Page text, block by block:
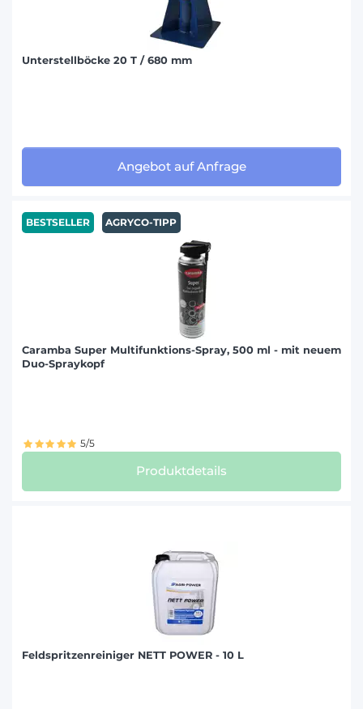
Unterstellböcke 20 T / 680 mm
Angebot auf Anfrage
BESTSELLER AGRYCO-TIPP
Caramba Super Multifunktions-Spray, 500 ml - mit neuem
Duo-Spraykopf
5/5
Produktdetails
Feldspritzenreiniger NETT POWER - 10 L